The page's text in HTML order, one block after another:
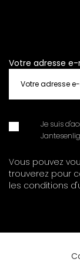
Votre adresse
Je suis
Vous pouvez
trouverez pour
les conditions